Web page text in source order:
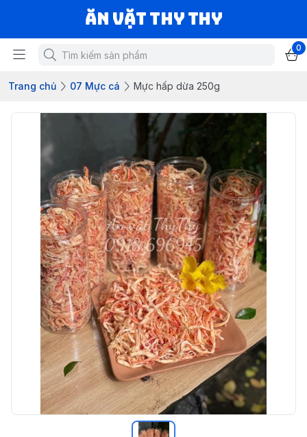
Ăn vặt Thy Thy
0
Trang chủ 07 Mực cá Mực hấp dừa 250g